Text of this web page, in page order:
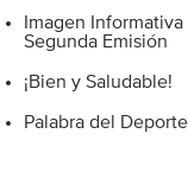
Imagen Informativa
Segunda Emisión
¡Bien y Saludable!
Palabra del Deporte